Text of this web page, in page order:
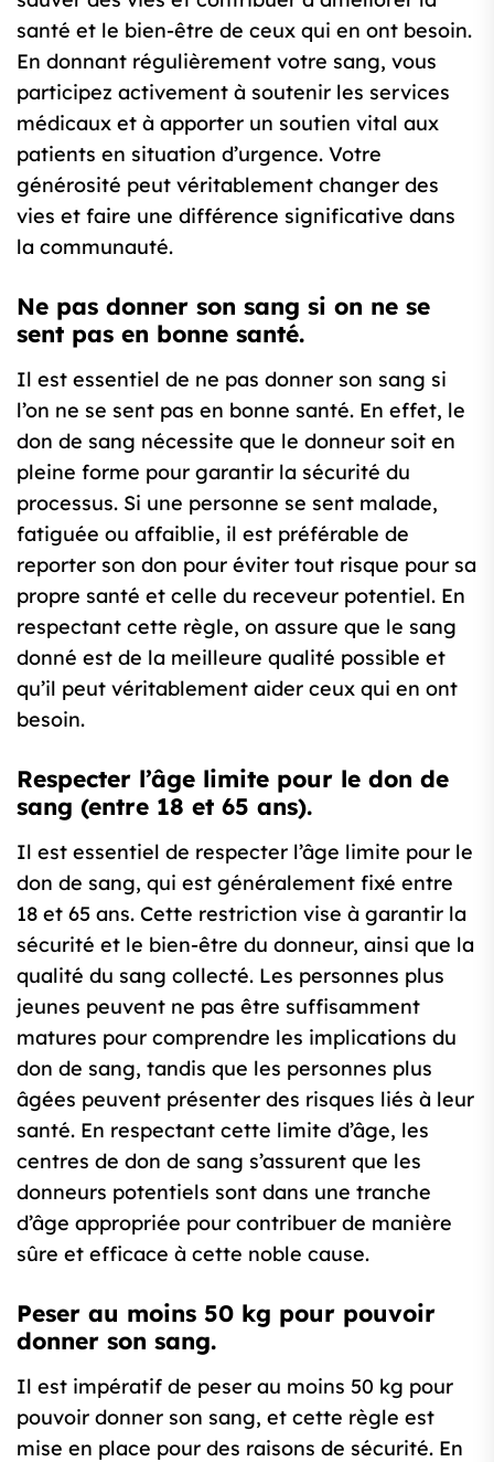
santé et le bien-être de ceux qui en ont besoin.
En donnant régulièrement votre sang, vous
participez activement à soutenir les services
médicaux et à apporter un soutien vital aux
patients en situation d’urgence. Votre
générosité peut véritablement changer des
vies et faire une différence significative dans
la communauté.
Ne pas donner son sang si on ne se
sent pas en bonne santé.
Il est essentiel de ne pas donner son sang si
l’on ne se sent pas en bonne santé. En effet, le
don de sang nécessite que le donneur soit en
pleine forme pour garantir la sécurité du
processus. Si une personne se sent malade,
fatiguée ou affaiblie, il est préférable de
reporter son don pour éviter tout risque pour sa
propre santé et celle du receveur potentiel. En
respectant cette règle, on assure que le sang
donné est de la meilleure qualité possible et
qu’il peut véritablement aider ceux qui en ont
besoin.
Respecter l’âge limite pour le don de
sang (entre 18 et 65 ans).
Il est essentiel de respecter l’âge limite pour le
don de sang, qui est généralement fixé entre
18 et 65 ans. Cette restriction vise à garantir la
sécurité et le bien-être du donneur, ainsi que la
qualité du sang collecté. Les personnes plus
jeunes peuvent ne pas être suffisamment
matures pour comprendre les implications du
don de sang, tandis que les personnes plus
âgées peuvent présenter des risques liés à leur
santé. En respectant cette limite d’âge, les
centres de don de sang s’assurent que les
donneurs potentiels sont dans une tranche
d’âge appropriée pour contribuer de manière
sûre et efficace à cette noble cause.
Peser au moins 50 kg pour pouvoir
donner son sang.
Il est impératif de peser au moins 50 kg pour
pouvoir donner son sang, et cette règle est
mise en place pour des raisons de sécurité. En